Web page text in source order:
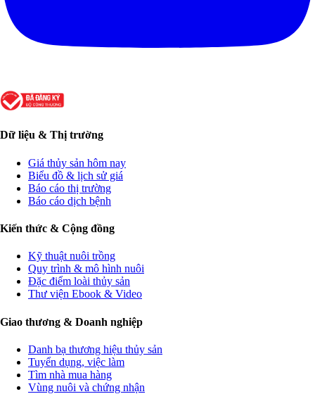
Dữ liệu & Thị trường
Giá thủy sản hôm nay
Biểu đồ & lịch sử giá
Báo cáo thị trường
Báo cáo dịch bệnh
Kiến thức & Cộng đồng
Kỹ thuật nuôi trồng
Quy trình & mô hình nuôi
Đặc điểm loài thủy sản
Thư viện Ebook & Video
Giao thương & Doanh nghiệp
Danh bạ thương hiệu thủy sản
Tuyển dụng, việc làm
Tìm nhà mua hàng
Vùng nuôi và chứng nhận